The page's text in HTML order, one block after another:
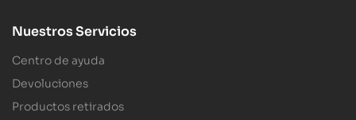
Nuestros Servicios
Centro de ayuda
Devoluciones
Productos retirados